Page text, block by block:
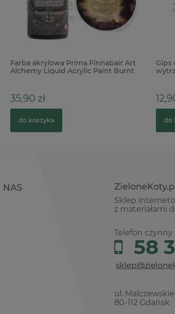
Farba akrylowa Prima Finnabair Art
Alchemy Liquid Acrylic Paint Burnt
35,90 zł
do koszyka
Gips
do
Sklep
z materiałami
Telefon czynny
58
ul.
80-112 Gdańsk
NAS